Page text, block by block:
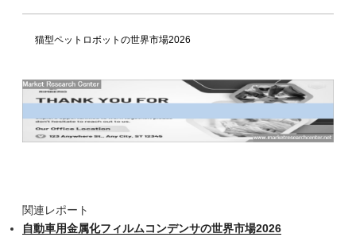
猫型ペットロボットの世界市場2026
関連レポート
自動車用金属化フィルムコンデンサの世界市場2026